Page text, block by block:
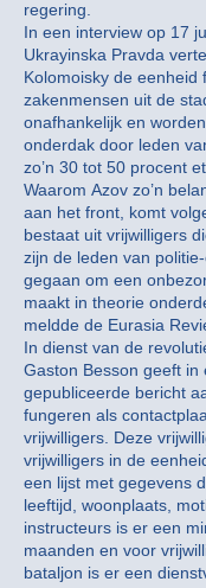
regering.
In een interview op 17
Ukrayinska Pravda
Kolomoisky de eenheid
zakenmensen uit de
onafhankelijk en
onderdak door leden
zo’n 30 tot 50 procent
Waarom Azov zo’n
aan het front, komt
bestaat uit vrijwilligers
zijn de leden van
gegaan om een
maakt in theorie
meldde de Eurasia
In dienst van de
Gaston Besson geeft
gepubliceerde bericht
fungeren als
vrijwilligers. Deze
vrijwilligers in de
een lijst met gegevens
leeftijd, woonplaats,
instructeurs is er een
maanden en voor
bataljon is er een